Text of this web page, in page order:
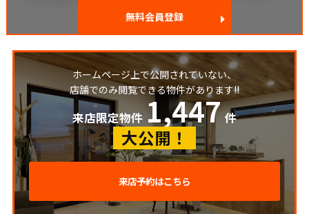
無料会員登録
ホームページ上で公開されていない、
店舗でのみ閲覧できる物件があります!!
来店限定物件 1,447 件
大公開！
来店予約はこちら